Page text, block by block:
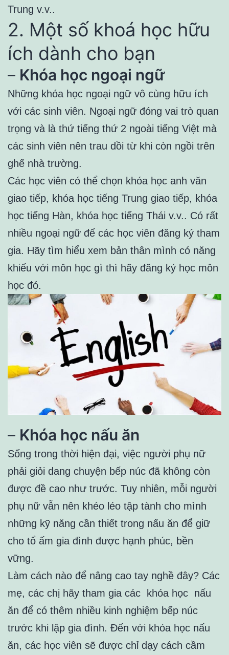
Trung v.v..
2. Một số khoá học hữu
ích dành cho bạn
– Khóa học ngoại ngữ
Những khóa học ngoại ngữ vô cùng hữu ích
với các sinh viên. Ngoại ngữ đóng vai trò quan
trọng và là thứ tiếng thứ 2 ngoài tiếng Việt mà
các sinh viên nên trau dồi từ khi còn ngồi trên
ghế nhà trường.
Các học viên có thể chọn khóa học anh văn
giao tiếp, khóa học tiếng Trung giao tiếp, khóa
học tiếng Hàn, khóa học tiếng Thái v.v.. Có rất
nhiều ngoại ngữ để các học viên đăng ký tham
gia. Hãy tìm hiểu xem bản thân mình có năng
khiếu với môn học gì thì hãy đăng ký học môn
học đó.
– Khóa học nấu ăn
Sống trong thời hiện đại, việc người phụ nữ
phải giỏi dang chuyện bếp núc đã không còn
được đề cao như trước. Tuy nhiên, mỗi người
phụ nữ vẫn nên khéo léo tập tành cho mình
những kỹ năng cần thiết trong nấu ăn để giữ
cho tổ ấm gia đình được hạnh phúc, bền
vững.
Làm cách nào để nâng cao tay nghề đây? Các
mẹ, các chị hãy tham gia các khóa học nấu
ăn để có thêm nhiều kinh nghiệm bếp núc
trước khi lập gia đình. Đến với khóa học nấu
ăn, các học viên sẽ được chỉ dạy cách cầm